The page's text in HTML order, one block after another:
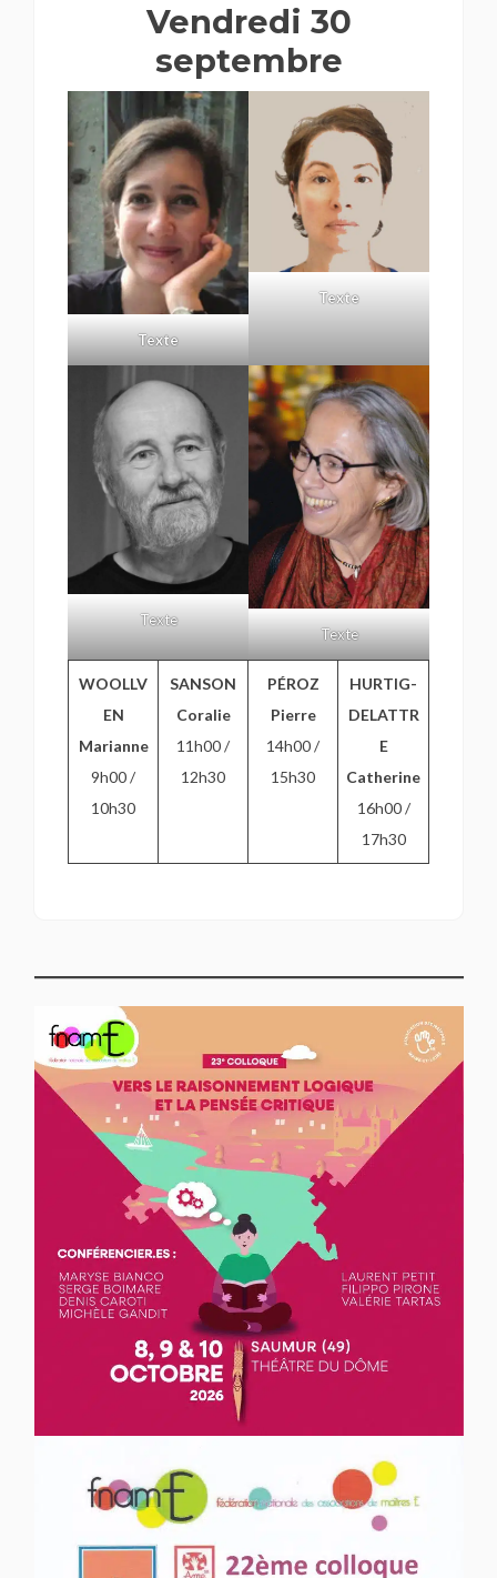
Vendredi 30
septembre
Texte
Texte
Texte
Texte
WOOLLV
EN
Marianne
9h00 /
10h30
SANSON
Coralie
11h00 /
12h30
PÉROZ
Pierre
14h00 /
15h30
HURTIG-
DELATTR
E
Catherine
16h00 /
17h30